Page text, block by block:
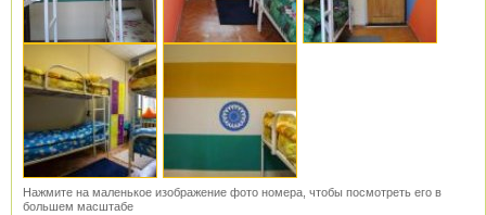
Нажмите на маленькое изображение фото номера, чтобы посмотреть его в
большем масштабе